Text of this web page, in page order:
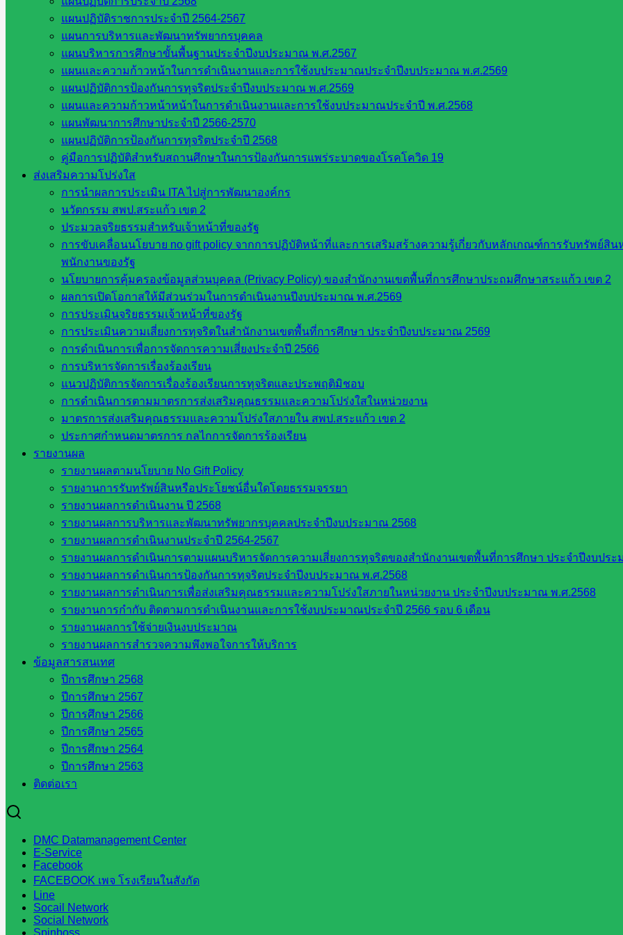
แผนปฏิบัติราชการประจำปี 2564-2567
แผนการบริหารและพัฒนาทรัพยากรบุคคล
แผนบริหารการศึกษาขั้นพื้นฐานประจำปีงบประมาณ พ.ศ.2567
แผนและความก้าวหน้าในการดำเนินงานและการใช้งบประมาณประจำปีงบประมาณ พ.ศ.2569
แผนปฏิบัติการป้องกันการทุจริตประจำปีงบประมาณ พ.ศ.2569
แผนและความก้าวหน้าหน้าในการดำเนินงานและการใช้งบประมาณประจำปี พ.ศ.2568
แผนพัฒนาการศึกษาประจำปี 2566-2570
แผนปฏิบัติการป้องกันการทุจริตประจำปี 2568
คู่มือการปฏิบัติสำหรับสถานศึกษาในการป้องกันการแพร่ระบาดของโรคโควิด 19
ส่งเสริมความโปร่งใส
การนำผลการประเมิน ITA ไปสู่การพัฒนาองค์กร
นวัตกรรม สพป.สระแก้ว เขต 2
ประมวลจริยธรรมสำหรับเจ้าหน้าที่ของรัฐ
การขับเคลื่อนนโยบาย no gift policy จากการปฏิบัติหน้าที่และการเสริมสร้างความรู้เกี่ยวกับหลักเกณฑ์การรับทรัพย์สิน
พนักงานของรัฐ
นโยบายการคุ้มครองข้อมูลส่วนบุคคล (Privacy Policy) ของสำนักงานเขตพื้นที่การศึกษาประถมศึกษาสระแก้ว เขต 2
ผลการเปิดโอกาสให้มีส่วนร่วมในการดำเนินงานปีงบประมาณ พ.ศ.2569
การประเมินจริยธรรมเจ้าหน้าที่ของรัฐ
การประเมินความเสี่ยงการทุจริตในสำนักงานเขตพื้นที่การศึกษา ประจำปีงบประมาณ 2569
การดำเนินการเพื่อการจัดการความเสี่ยงประจำปี 2566
การบริหารจัดการเรื่องร้องเรียน
แนวปฏิบัติการจัดการเรื่องร้องเรียนการทุจริตและประพฤติมิชอบ
การดำเนินการตามมาตรการส่งเสริมคุณธรรมและความโปร่งใสในหน่วยงาน
มาตรการส่งเสริมคุณธรรมและความโปร่งใสภายใน สพป.สระแก้ว เขต 2
ประกาศกำหนดมาตรการ กลไกการจัดการร้องเรียน
รายงานผล
รายงานผลตามนโยบาย No Gift Policy
รายงานการรับทรัพย์สินหรือประโยชน์อื่นใดโดยธรรมจรรยา
รายงานผลการดำเนินงาน ปี 2568
รายงานผลการบริหารและพัฒนาทรัพยากรบุคคลประจำปีงบประมาณ 2568
รายงานผลการดำเนินงานประจำปี 2564-2567
รายงานผลการดำเนินการตามแผนบริหารจัดการความเสี่ยงการทุจริตของสำนักงานเขตพื้นที่การศึกษา ประจำปีงบปร
รายงานผลการดำเนินการป้องกันการทุจริตประจำปีงบประมาณ พ.ศ.2568
รายงานผลการดำเนินการเพื่อส่งเสริมคุณธรรมและความโปร่งใสภายในหน่วยงาน ประจำปีงบประมาณ พ.ศ.2568
รายงานการกำกับ ติดตามการดำเนินงานและการใช้งบประมาณประจำปี 2566 รอบ 6 เดือน
รายงานผลการใช้จ่ายเงินงบประมาณ
รายงานผลการสำรวจความพึงพอใจการให้บริการ
ข้อมูลสารสนเทศ
ปีการศึกษา 2568
ปีการศึกษา 2567
ปีการศึกษา 2566
ปีการศึกษา 2565
ปีการศึกษา 2564
ปีการศึกษา 2563
ติดต่อเรา
DMC Datamanagement Center
E-Service
Facebook
FACEBOOK เพจ โรงเรียนในสังกัด
Line
Socail Network
Social Network
Spinboss
ศึกษาธิการจังหวัดสระแก้ว
สำนักงาน ส.ก.ส.ค. จังหวัดสระแก้ว
สพป. สระแก้วเขต 1
สพป.สระแก้ว เขต 2
โรงเรียนในสังกัด สพป.สระแก้ว เขต 1
โรงเรียนในสังกัด สพป.สระแก้ว เขต 2
วิทยาลัยเทคนิคสระแก้ว
วิทยาลัยเทคนิควังน้ำเย็น
กศน.สระแก้ว
เว็บไซต์กลุ่มงานในสำนักงาน
กลุ่มอำนวยการ
กลุ่มบริหารงานงานเงินและสินทรัพย์
กลุ่มนโยบายและแผน
กลุ่มส่งเสริมการจัดการศึกษา
กลุ่มบริหารงานบุคคล
กลุ่มพัฒนาครูและบุคลากรฯ
กลุ่มนิเทศติดตามและประเมินผลฯ
เว็บไซต์หลักสูตรต้านทุจริต
ห้องนิเทศ ศน.นิพนธ์ พรมพิไล
ห้องนิเทศ ศน.ชยาธิศ/ศน.อัญชลี
ห้องนิเทศ ดร.สราวดี เพ็งศรีโคตร
เว็บไซต์คณะกรรมการ ก.ต.ป.น.
เว็บไซต์ อ.ค.ก.ศ.เขตพื้นที่การศึกษา
ดาวน์โหลดเอกสาร
กลุ่มอำนวยการ
กลุ่มบริหารงานงานเงินและสินทรัพย์
กลุ่มนโยบายและแผน
กลุ่มส่งเสริมการจัดการศึกษา
กลุ่มบริหารงานบุคคล
กลุ่มพัฒนาครูและบุคลากรฯ
กลุ่มนิเทศติดตามและประเมินผลฯ
::: ©2021 sakarea2.go.th. All rights reserved. Design By SK2 ICT TEAM :::
สอบถามได้นะคะ
Line
Messenger